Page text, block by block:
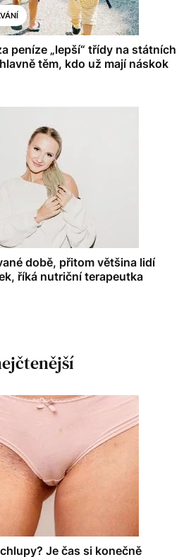
peníze „lepší“ třídy na státních
těm, kdo už mají náskok
době, přitom většina lidí
říká nutriční terapeutka
Je čas si konečně